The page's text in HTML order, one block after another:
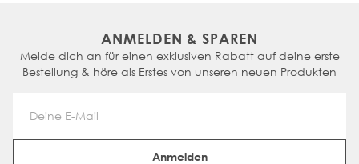
ANMELDEN & SPAREN
Melde dich an für einen exklusiven Rabatt auf deine erste
Bestellung & höre als Erstes von unseren neuen Produkten
Email Address
Anmelden